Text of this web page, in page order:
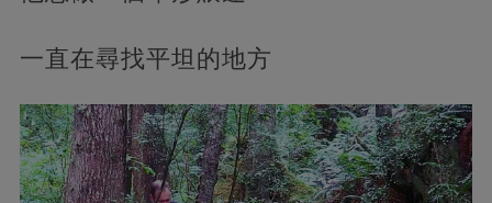
一直在尋找平坦的地方